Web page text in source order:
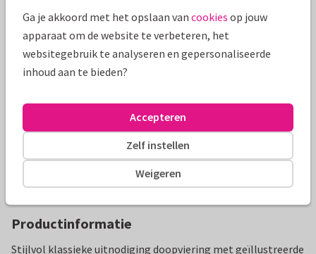
Mooie extra's bij je kaart
Productinformatie
Stijlvol klassieke uitnodiging doopviering met geïllustreerde
Ga je akkoord met het opslaan van cookies op jouw
apparaat om de website te verbeteren, het
websitegebruik te analyseren en gepersonaliseerde
inhoud aan te bieden?
Weigeren
Zelf instellen
Accepteren